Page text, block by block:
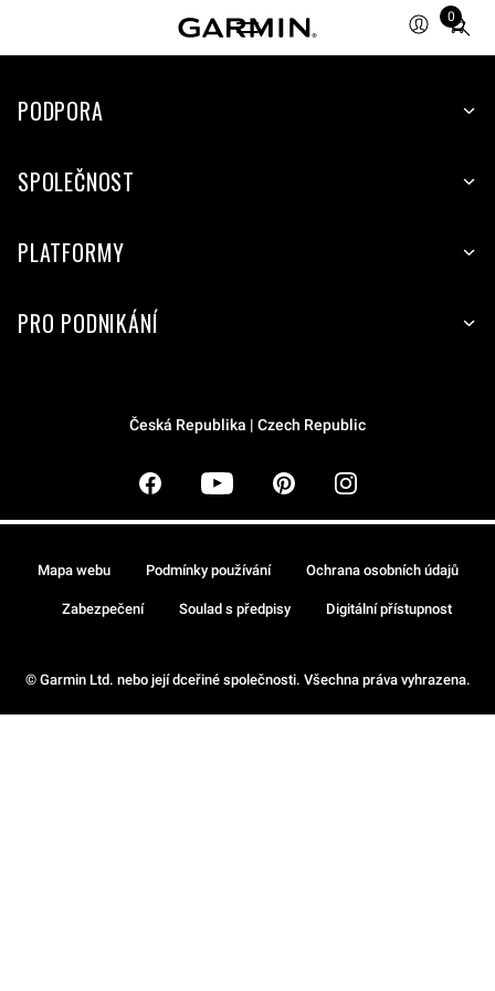
0
Total
items
cart:
PODPORA
SPOLEČNOST
PLATFORMY
PRO PODNIKÁNÍ
Česká Republika | Czech Republic
© Garmin Ltd. nebo její dceřiné společnosti. Všechna práva vyhrazena.
Mapa webu Podmínky používání Ochrana osobních údajů
Zabezpečení Soulad s předpisy Digitální přístupnost